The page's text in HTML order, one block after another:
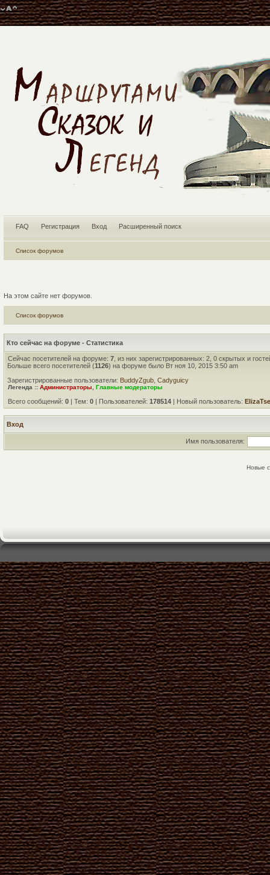
FAQ Регистрация Вход Расширенный поиск
Список форумов
На этом сайте нет форумов.
Список форумов
Кто сейчас на форуме - Статистика
Сейчас посетителей на форуме: 7 , из них зарегистрированных: 2, 0 скрытых и
Больше всего посетителей (1126) на форуме было Вт ноя 10, 2015 3:50 am
Зарегистрированные пользователи: BuddyZgub Cadyguicy
Легенда :: Администраторы Главные модераторы
Всего сообщений: 0 | Тем: 0 | Пользователей: 178514 | Новый пользователь: ElizaTse
Вход
Имя пользователя:
Новые